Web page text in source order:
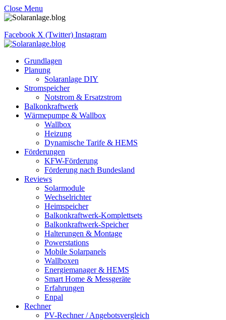
Close Menu
Facebook X (Twitter) Instagram
Grundlagen
Planung
Solaranlage DIY
Stromspeicher
Notstrom & Ersatzstrom
Balkonkraftwerk
Wärmepumpe & Wallbox
Wallbox
Heizung
Dynamische Tarife & HEMS
Förderungen
KFW-Förderung
Förderung nach Bundesland
Reviews
Solarmodule
Wechselrichter
Heimspeicher
Balkonkraftwerk-Komplettsets
Balkonkraftwerk-Speicher
Halterungen & Montage
Powerstations
Mobile Solarpanels
Wallboxen
Energiemanager & HEMS
Smart Home & Messgeräte
Erfahrungen
Enpal
Rechner
PV-Rechner / Angebotsvergleich